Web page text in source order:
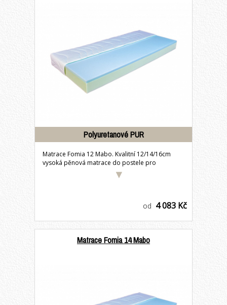
Polyuretanové PUR
Matrace Fomia 12 Mabo. Kvalitní 12/14/16cm
vysoká pěnová matrace do postele pro
od 4 083 Kč
Matrace Fomia 14 Mabo